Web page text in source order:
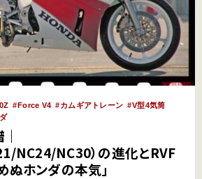
Force V4 カムギアトレーン
V型4気筒
NC24/NC30）の進化とRVF
ぬホンダの本気」